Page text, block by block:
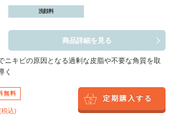
洗顔料
商品詳細を見る
ニキビの原因となる過剰な皮脂や不要な角質を取
く
無料
税込)
定期購入する